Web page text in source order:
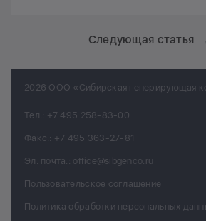
Следующая статья
2026 ООО «Сибирская генерирующая
Тел.: +7 495 258-83-00
Факс.: +7 495 363-27-81
Эл. почта.: office@sibgenco.ru
Пользовательское соглашение
Политика обработки персональных